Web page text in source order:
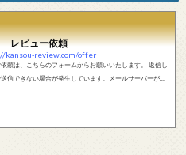
レビュー依頼
kansou-review.com/offer
信できない場合が発生しています。メールサーバーが正